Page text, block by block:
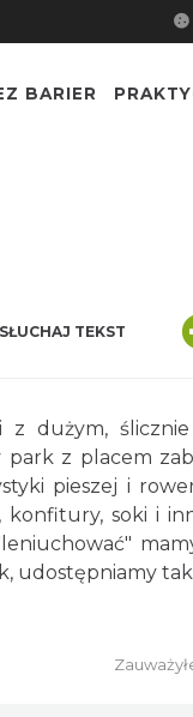
BARIER
TEKST
dużym, ślicznie
z placem
pieszej i
konfitury, soki i
udostępniamy